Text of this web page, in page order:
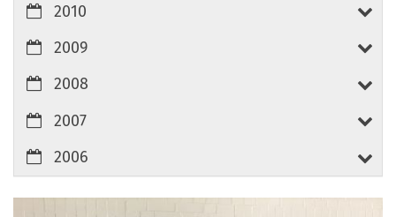
2010
2009
2008
2007
2006